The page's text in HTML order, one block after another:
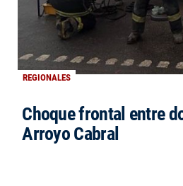
REGIONALES
Choque frontal entre
Arroyo Cabral